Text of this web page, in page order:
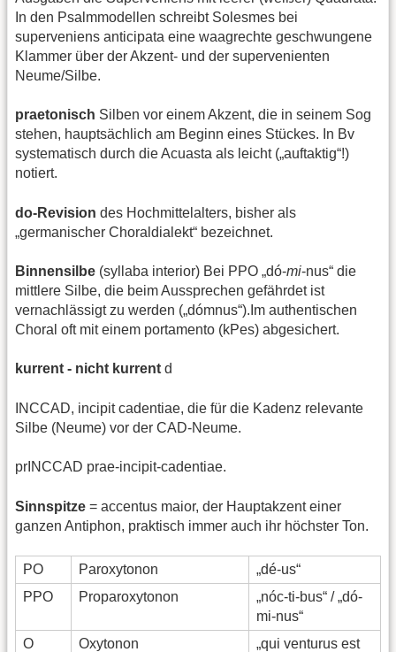
In den Psalmmodellen schreibt Solesmes bei
superveniens anticipata eine waagrechte geschwungene
Klammer über der Akzent- und der supervenienten
Neume/Silbe.
praetonisch Silben vor einem Akzent, die in seinem Sog
stehen, hauptsächlich am Beginn eines Stückes. In Bv
systematisch durch die Acuasta als leicht („auftaktig“!)
notiert.
do-Revision des Hochmittelalters, bisher als
„germanischer Choraldialekt“ bezeichnet.
Binnensilbe (syllaba interior) Bei PPO „dó-mi-nus“ die
mittlere Silbe, die beim Aussprechen gefährdet ist
vernachlässigt zu werden („dómnus“).Im authentischen
Choral oft mit einem portamento (kPes) abgesichert.
kurrent - nicht kurrent d
INCCAD, incipit cadentiae, die für die Kadenz relevante
Silbe (Neume) vor der CAD-Neume.
prINCCAD prae-incipit-cadentiae.
Sinnspitze = accentus maior, der Hauptakzent einer
ganzen Antiphon, praktisch immer auch ihr höchster Ton.
PO Paroxytonon
„dé-us“
PPO
Proparoxytonon
„nóc-ti-bus“ / „dó-
mi-nus“
O
Oxytonon „qui venturus est